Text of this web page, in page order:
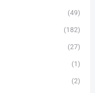
(49)
(182)
(27)
(1)
(2)